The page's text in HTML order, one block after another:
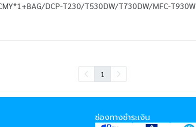
DCP-T230/T530DW/T730DW/MFC-T930W
1
ช่องทางชำระเงิน